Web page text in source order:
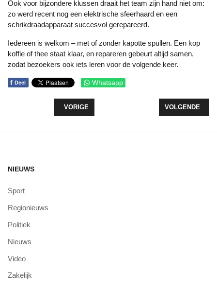
Ook voor bijzondere klussen draait het team zijn hand niet om:
zo werd recent nog een elektrische sfeerhaard en een
schrikdraadapparaat succesvol gerepareerd.
Iedereen is welkom – met of zonder kapotte spullen. Een kop
koffie of thee staat klaar, en repareren gebeurt altijd samen,
zodat bezoekers ook iets leren voor de volgende keer.
f Deel Whatsapp
VORIG ARTIKEL: GEWIJZIGDE
VORIGE VOLGENDE
VOLGENDE
NIEUWS
Sport
Regionieuws
Politiek
Nieuws
Video
Zakelijk